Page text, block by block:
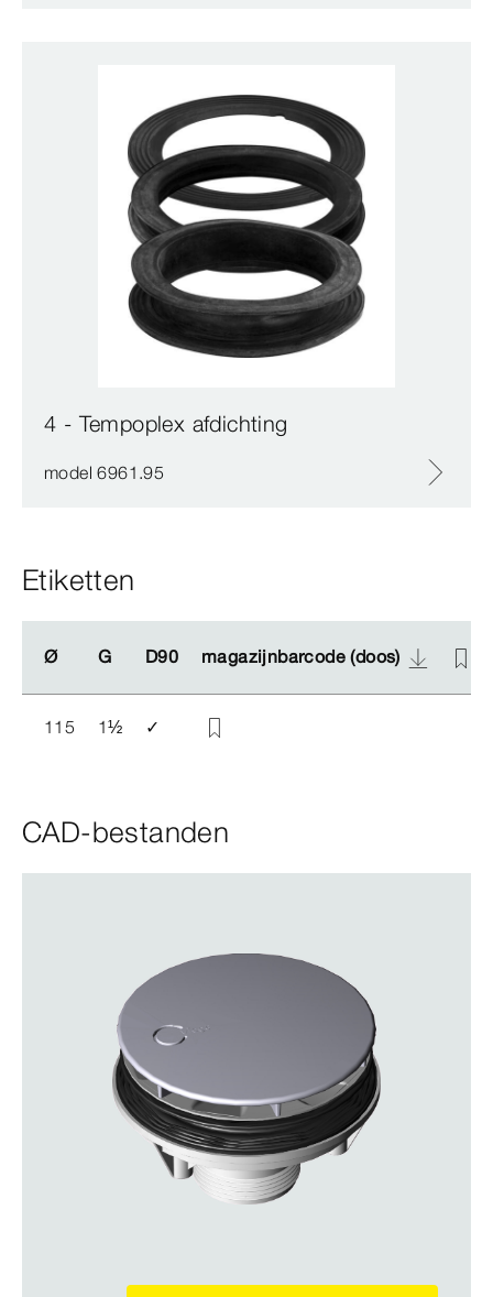
4 - Tempoplex afdichting
model 6961.95
Etiketten
Ø G D90 magazijnbarcode (doos)
Ø G D90 magazijnbarcode (doos)
115 1½ ✓
CAD-bestanden